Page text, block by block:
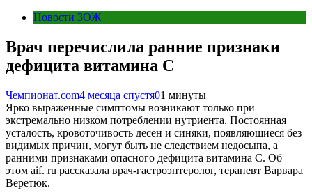
Новости ЗОЖ
Врач перечислила ранние признаки
дефицита витамина С
Чемпионат.com4 месяца спустя01 минуты
Ярко выраженные симптомы возникают только при
экстремально низком потреблении нутриента. Постоянная
усталость, кровоточивость десен и синяки, появляющиеся без
видимых причин, могут быть не следствием недосыпа, а
ранними признаками опасного дефицита витамина С. Об
этом aif. ru рассказала врач-гастроэнтеролог, терапевт Варвара
Веретюк.